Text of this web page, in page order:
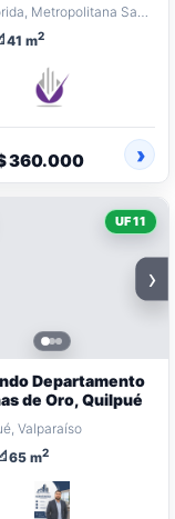
La Florida, Metropolitana Santiago
41 m2
360.000
UF 11
›
Departamento
de Oro, Quilpué
Valparaíso
65 m2